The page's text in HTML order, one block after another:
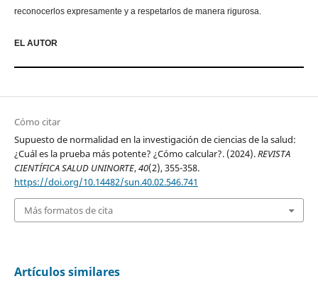
reconocerlos expresamente y a respetarlos de manera rigurosa.
EL AUTOR
Cómo citar
Supuesto de normalidad en la investigación de ciencias de la salud:
¿Cuál es la prueba más potente? ¿Cómo calcular?. (2024).REVISTA
CIENTÍFICA SALUD UNINORTE,40(2), 355-358.
https://doi.org/10.14482/sun.40.02.546.741
Más formatos de cita
Artículos similares